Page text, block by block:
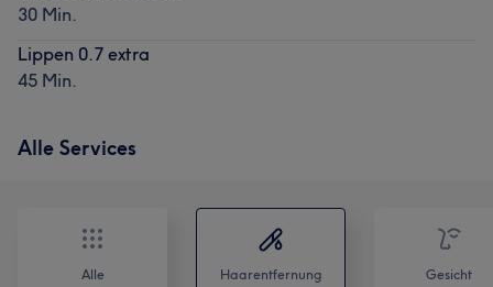
30 Min.
Lippen 0.7 extra
45 Min.
Alle Services
Alle Haarentfernung Gesicht